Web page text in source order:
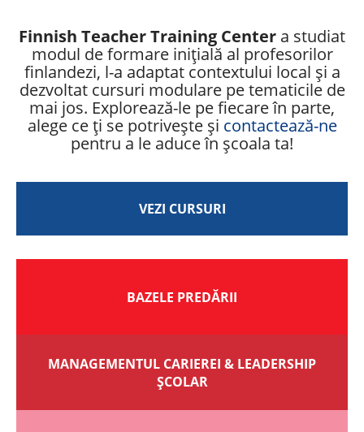
Finnish Teacher Training Center a studiat
modul de formare inițială al profesorilor
finlandezi, l-a adaptat contextului local și a
dezvoltat cursuri modulare pe tematicile de
mai jos. Explorează-le pe fiecare în parte,
alege ce ți se potrivește și contactează-ne
pentru a le aduce în școala ta!
VEZI CURSURI
BAZELE PREDĂRII
MANAGEMENTUL CARIEREI & LEADERSHIP
ȘCOLAR